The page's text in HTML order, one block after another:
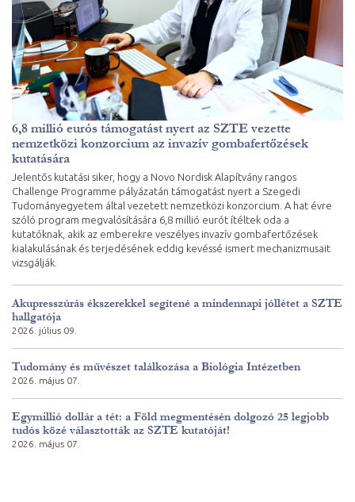
6,8 millió eurós támogatást nyert az SZTE vezette
nemzetközi konzorcium az invazív gombafertőzések
kutatására
Jelentős kutatási siker, hogy a Novo Nordisk Alapítvány rangos
Challenge Programme pályázatán támogatást nyert a Szegedi
Tudományegyetem által vezetett nemzetközi konzorcium. A hat évre
szóló program megvalósítására 6,8 millió eurót ítéltek oda a
kutatóknak, akik az emberekre veszélyes invazív gombafertőzések
kialakulásának és terjedésének eddig kevéssé ismert mechanizmusait
vizsgálják.
Akupresszúrás ékszerekkel segítené a mindennapi jóllétet a SZTE
hallgatója
2026. július 09.
Tudomány és művészet találkozása a Biológia Intézetben
2026. május 07.
Egymillió dollár a tét: a Föld megmentésén dolgozó 25 legjobb
tudós közé választották az SZTE kutatóját!
2026. május 07.